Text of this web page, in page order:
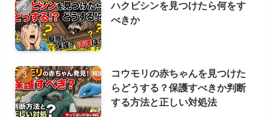
ハクビシンを見つけたら何をす
べきか
コウモリの赤ちゃんを見つけた
らどうする？保護すべきか判断
する方法と正しい対処法